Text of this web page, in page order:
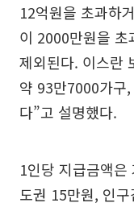
12억원을 초과하
이 2000만원을 초
제외된다. 이스란
약 93만7000가구
다”고 설명했다.
1인당 지급금액
도권 15만원, 인